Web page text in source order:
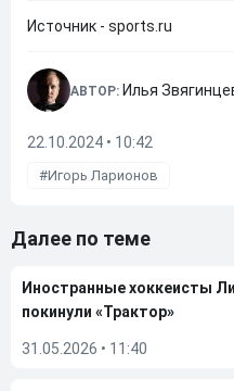
Источник - sports.ru
АВТОР: Илья
22.10.2024 • 10:42
Игорь Ларионов
Далее по теме
Иностранные хоккеисты
покинули «Трактор»
31.05.2026 • 11:40